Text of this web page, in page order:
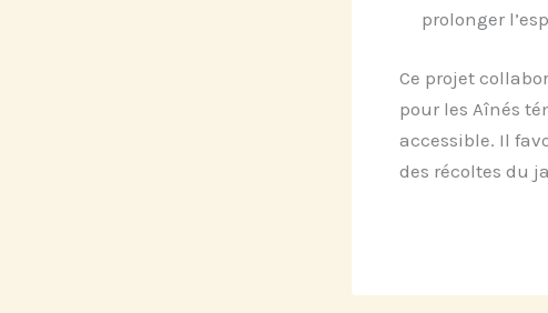
prolonger
Ce projet
pour les Aînés
accessible. Il
des récoltes du